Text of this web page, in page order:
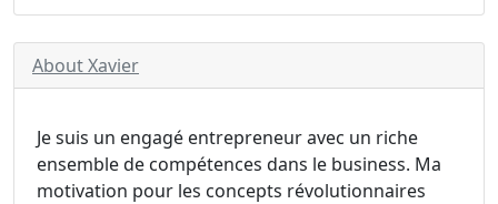
About Xavier
Je suis un engagé entrepreneur avec un riche
ensemble de compétences dans le business. Ma
motivation pour les concepts révolutionnaires